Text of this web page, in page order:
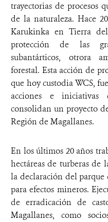
trayectorias de procesos
de la naturaleza. Hace
Karukinka en Tierra
protección de las
subantárticos, otrora
forestal. Esta acción de
que hoy custodia WCS,
acciones e
consolidan un proyecto
Región de Magallanes.
En los últimos 20 años
hectáreas de turberas de
la declaración del
para efectos mineros.
de erradicación de
Magallanes, como